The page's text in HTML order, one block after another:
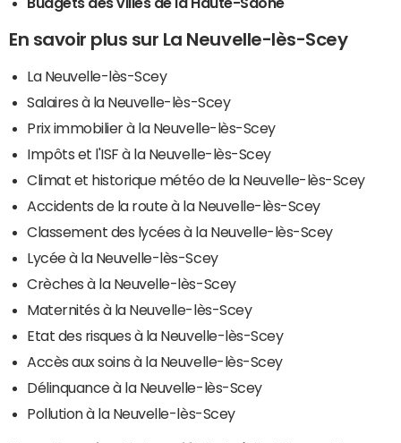
En savoir plus sur La Neuvelle-lès-Scey
La Neuvelle-lès-Scey
Salaires à la Neuvelle-lès-Scey
Prix immobilier à la Neuvelle-lès-Scey
Impôts et l'ISF à la Neuvelle-lès-Scey
Climat et historique météo de la Neuvelle-lès-Scey
Accidents de la route à la Neuvelle-lès-Scey
Classement des lycées à la Neuvelle-lès-Scey
Lycée à la Neuvelle-lès-Scey
Crèches à la Neuvelle-lès-Scey
Maternités à la Neuvelle-lès-Scey
Etat des risques à la Neuvelle-lès-Scey
Accès aux soins à la Neuvelle-lès-Scey
Délinquance à la Neuvelle-lès-Scey
Pollution à la Neuvelle-lès-Scey